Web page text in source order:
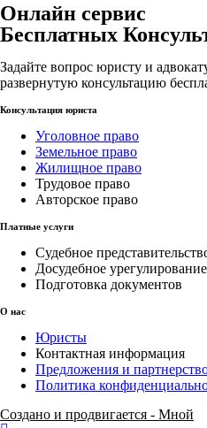
Онлайн сервис
Бесплатных
Задайте вопрос юристу и
развернутую консультацию
Консультация юриста
Уголовное право
Земельное право
Жилищное право
Трудовое право
Авторское право
Платные услуги
Судебное
Досудебное урегулирование
Подготовка документов
О нас
Юристы
Контактная информация
Предложения и
Политика
Создано и продвигается - Мной